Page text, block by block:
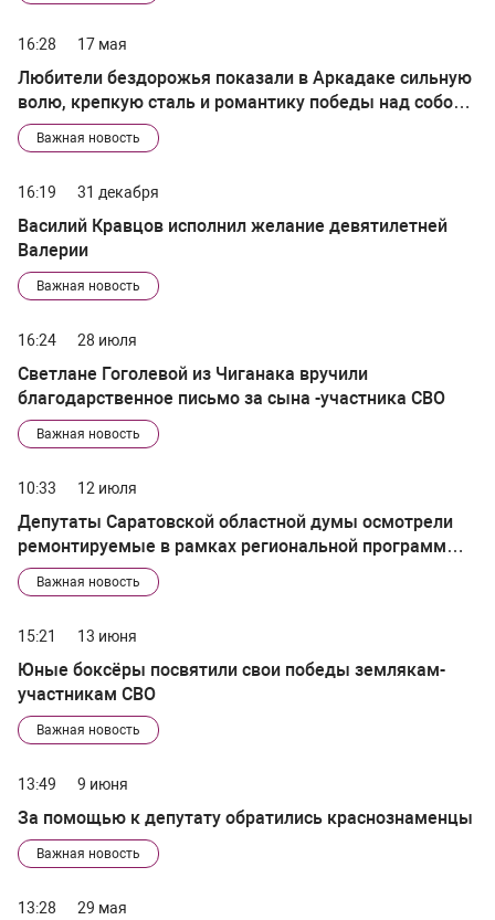
16:28 17 мая
Любители бездорожья показали в Аркадаке сильную
волю, крепкую сталь и романтику победы над собой и
над трудностями
Важная новость
16:19 31 декабря
Василий Кравцов исполнил желание девятилетней
Валерии
Важная новость
16:24 28 июля
Светлане Гоголевой из Чиганака вручили
благодарственное письмо за сына -участника СВО
Важная новость
10:33 12 июля
Депутаты Саратовской областной думы осмотрели
ремонтируемые в рамках региональной программы
учреждения образования
Важная новость
15:21 13 июня
Юные боксёры посвятили свои победы землякам-
участникам СВО
Важная новость
13:49 9 июня
За помощью к депутату обратились краснознаменцы
Важная новость
13:28 29 мая